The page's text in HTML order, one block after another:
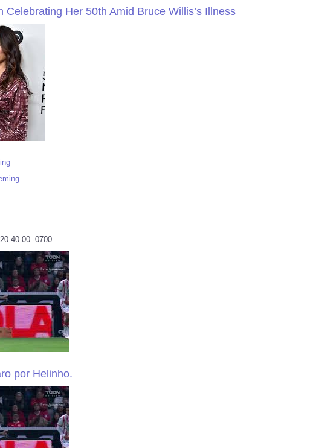
Celebrating Her 50th Amid Bruce Willis’s Illness
-0700
por Helinho.